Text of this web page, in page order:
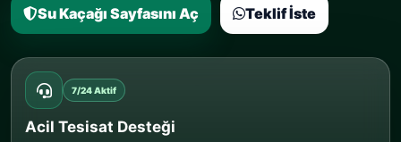
Su Kaçağı Sayfasını Aç Teklif İste
7/24 Aktif
Acil Tesisat Desteği